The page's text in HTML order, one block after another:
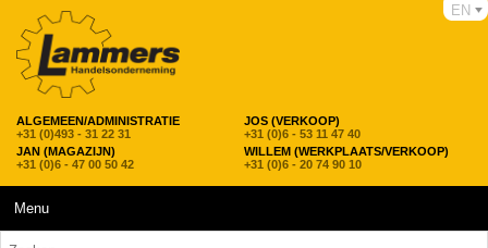
ALGEMEEN/ADMINISTRATIE
+31 (0)493 - 31 22 31
JOS (VERKOOP)
+31 (0)6 - 53 11 47 40
JAN (MAGAZIJN)
+31 (0)6 - 47 00 50 42
WILLEM (WERKPLAATS/VERKOOP)
+31 (0)6 - 20 74 90 10
EN
Menu